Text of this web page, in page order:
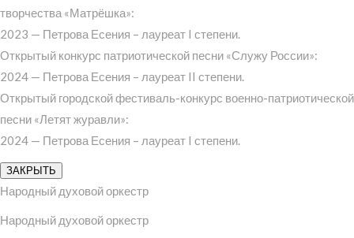
творчества «Матрёшка»:
2023 — Петрова Есения – лауреат I степени.
Открытый конкурс патриотической песни «Служу России»:
2024 — Петрова Есения – лауреат II степени.
Открытый городской фестиваль-конкурс военно-патриотической
песни «Летят журавли»:
2024 — Петрова Есения – лауреат I степени.
ЗАКРЫТЬ
Народный духовой оркестр
Народный духовой оркестр